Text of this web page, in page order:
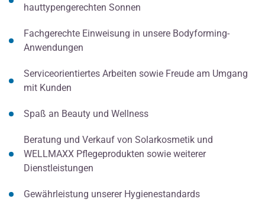
hauttypengerechten Sonnen
Fachgerechte Einweisung in unsere Bodyforming-
Anwendungen
Serviceorientiertes Arbeiten sowie Freude am Umgang
mit Kunden
Spaß an Beauty und Wellness
Beratung und Verkauf von Solarkosmetik und
WELLMAXX Pflegeprodukten sowie weiterer
Dienstleistungen
Gewährleistung unserer Hygienestandards